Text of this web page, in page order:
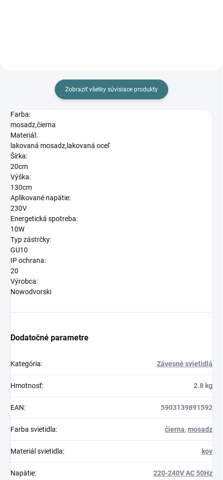
Zobraziť všetky súvisiace produkty
Farba:
mosadz,čierna
Materiál:
lakovaná mosadz,lakovaná oceľ
Šírka:
20cm
Výška:
130cm
Aplikované napätie:
230V
Energetická spotreba:
10W
Typ zástrčky:
GU10
IP ochrana:
20
Výrobca:
Nowodvorski
Dodatočné parametre
Kategória: Závesné svietidlá
Hmotnosť: 2.8 kg
EAN: 5903139891592
Farba svietidla: čierna,mosadz
Materiál svietidla: kov
Napätie: 220-240V AC 50Hz